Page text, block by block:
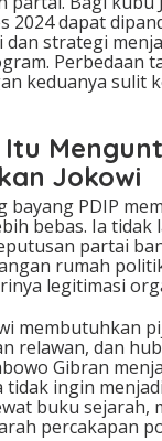
2024 dapat
strategi
Perbedaan
keduanya sulit
Jokowi
bayang PDIP
bebas. Ia tidak
partai
rumah
legitimasi
membutuhkan
relawan, dan
Gibran
tidak ingin
buku sejarah,
percakapan